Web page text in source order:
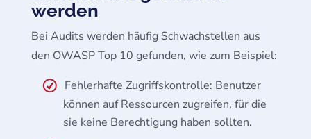
werden
Bei Audits werden häufig Schwachstellen aus
den OWASP Top 10 gefunden, wie zum Beispiel:
Fehlerhafte Zugriffskontrolle: Benutzer
können auf Ressourcen zugreifen, für die
sie keine Berechtigung haben sollten.